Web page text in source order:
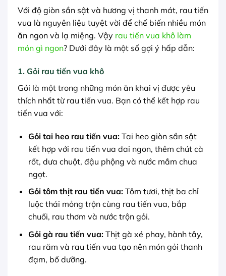
Với độ giòn sần sật và hương vị thanh mát, rau tiến
vua là nguyên liệu tuyệt vời để chế biến nhiều món
ăn ngon và lạ miệng. Vậy rau tiến vua khô làm
món gì ngon? Dưới đây là một số gợi ý hấp dẫn:
1. Gỏi rau tiến vua khô
Gỏi là một trong những món ăn khai vị được yêu
thích nhất từ rau tiến vua. Bạn có thể kết hợp rau
tiến vua với:
Gỏi tai heo rau tiến vua:Tai heo giòn sần sật
kết hợp với rau tiến vua dai ngon, thêm chút cà
rốt, dưa chuột, đậu phộng và nước mắm chua
ngọt.
Gỏi tôm thịt rau tiến vua:Tôm tươi, thịt ba chỉ
luộc thái mỏng trộn cùng rau tiến vua, bắp
chuối, rau thơm và nước trộn gỏi.
Gỏi gà rau tiến vua:Thịt gà xé phay, hành tây,
rau răm và rau tiến vua tạo nên món gỏi thanh
đạm, bổ dưỡng.